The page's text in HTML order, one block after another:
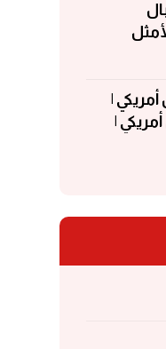
|
|
مقاول